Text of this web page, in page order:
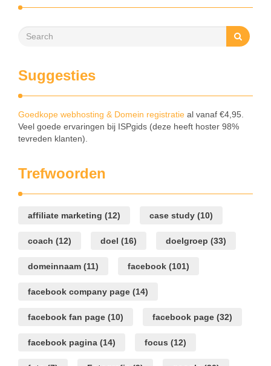
Suggesties
Goedkope webhosting & Domein registratie al vanaf €4,95.
Veel goede ervaringen bij ISPgids (deze heeft hoster 98%
tevreden klanten).
Trefwoorden
affiliate marketing (12) case study (10)
coach (12) doel (16) doelgroep (33)
domeinnaam (11) facebook (101)
facebook company page (14)
facebook fan page (10) facebook page (32)
facebook pagina (14) focus (12)